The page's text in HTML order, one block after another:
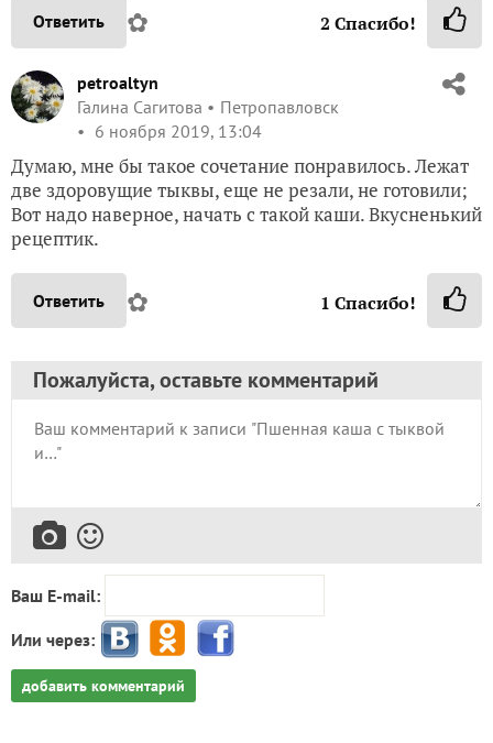
Ответить ✿ 2 Спасибо!
petroaltyn
Галина Сагитова
Петропавловск
6 ноября 2019, 13:04
Думаю, мне бы такое сочетание понравилось. Лежат
две здоровущие тыквы, еще не резали, не готовили;
Вот надо наверное, начать с такой каши. Вкусненький
рецептик.
Ответить ✿ 1 Спасибо!
Пожалуйста, оставьте комментарий
Ваш E-mail:
Или через:
добавить комментарий